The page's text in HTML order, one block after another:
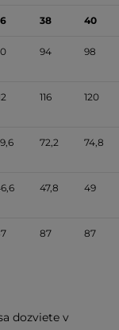
38 40
94 98
116 120
72,2 74,8
47,8 49
87 87
dozviete v